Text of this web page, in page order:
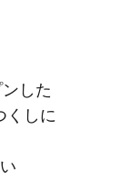
した​
くしに​